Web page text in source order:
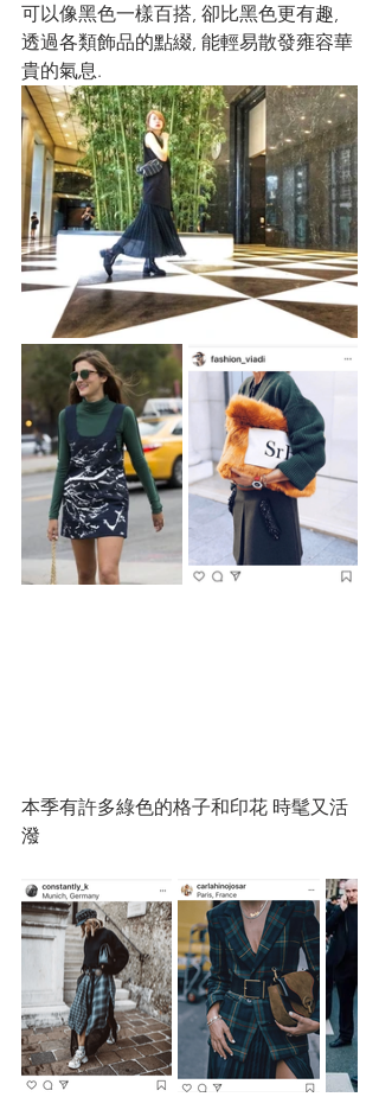
可以像黑色一樣百搭, 卻比黑色更有趣,
透過各類飾品的點綴, 能輕易散發雍容華
貴的氣息.
本季有許多綠色的格子和印花 時髦又活
潑